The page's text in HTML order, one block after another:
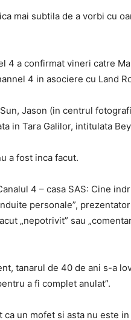
mai subtila de a vorbi cu
4 a confirmat vineri catre
4 in asociere cu Land
Jason (in centrul
in Tara Galilor, intitulata
a fost inca facut.
4 – casa SAS: Cine
personale”,
„nepotrivit” sau
tanarul de 40 de ani s-a
a fi complet anulat”.
ca un mofet si asta nu este